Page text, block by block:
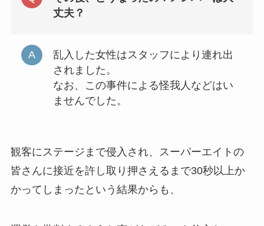
丈夫？
乱入した女性はスタッフにより連れ出
されました。
なお、この事件による怪我人などはい
ませんでした。
観客にステージまで侵入され、スーパーエイトの
皆さんに接近を許し取り押さえるまで30秒以上か
かってしまったという結果からも、